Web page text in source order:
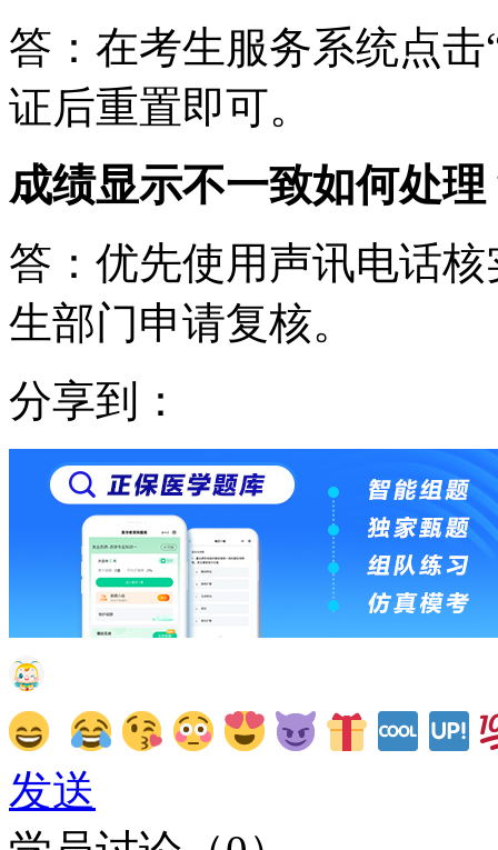
答：在考生服务系统点
证后重置即可。
成绩显示不一致如何处理
答：优先使用声讯电话
生部门申请复核。
分享到：
发送